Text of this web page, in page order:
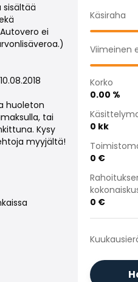
ei
huoleton
tai
Kysy
myyjältä!
Käsiraha
Viimeinen
Korko
0.00 %
0 kk
0 €
0 €